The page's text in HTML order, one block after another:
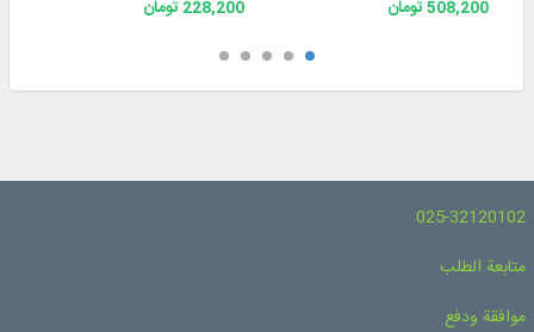
508,200 تومان
228,200 تومان
025-32120102
متابعة الطلب
موافقة ودفع